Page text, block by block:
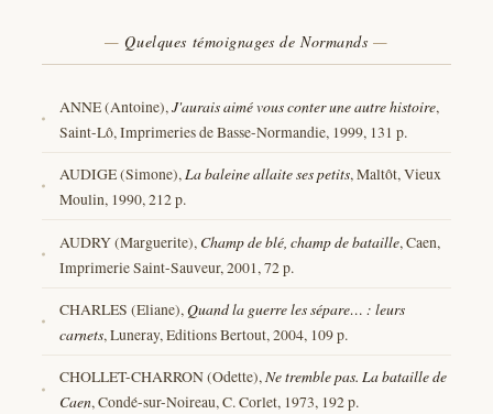
Quelques témoignages de Normands
ANNE (Antoine),J'aurais aimé vous conter une autre histoire,
Saint-Lô, Imprimeries de Basse-Normandie, 1999, 131 p.
AUDIGE (Simone),La baleine allaite ses petits, Maltôt, Vieux
Moulin, 1990, 212 p.
AUDRY (Marguerite), Champ de blé, champ de bataille, Caen,
Imprimerie Saint-Sauveur, 2001, 72 p.
CHARLES (Eliane),Quand la guerre les sépare… : leurs
carnets, Luneray, Editions Bertout, 2004, 109 p.
CHOLLET-CHARRON (Odette),Ne tremble pas. La bataille de
Caen, Condé-sur-Noireau, C. Corlet, 1973, 192 p.